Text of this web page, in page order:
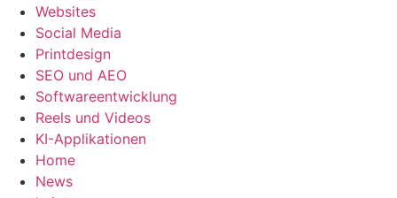
Websites
Social Media
Printdesign
SEO und AEO
Softwareentwicklung
Reels und Videos
KI-Applikationen
Home
News